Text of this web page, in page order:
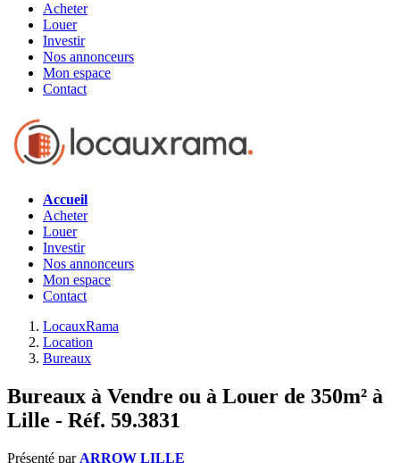
Acheter
Louer
Investir
Nos annonceurs
Mon espace
Contact
Accueil
Acheter
Louer
Investir
Nos annonceurs
Mon espace
Contact
LocauxRama
Location
Bureaux
Bureaux à Vendre ou à Louer de 350m² à
Lille - Réf. 59.3831
Présenté par ARROW LILLE